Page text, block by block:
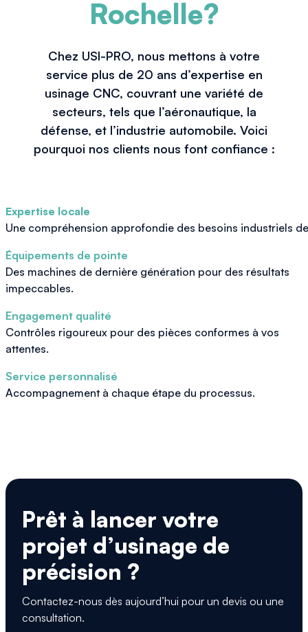
Rochelle?
Chez USI-PRO, nous mettons à votre
service plus de 20 ans d’expertise en
usinage CNC, couvrant une variété de
secteurs, tels que l’aéronautique, la
défense, et l’industrie automobile. Voici
pourquoi nos clients nous font confiance :
Expertise locale
Une compréhension approfondie des besoins industriels de
Équipements de pointe
Des machines de dernière génération pour des résultats
impeccables.
Engagement qualité
Contrôles rigoureux pour des pièces conformes à vos
attentes.
Service personnalisé
Accompagnement à chaque étape du processus.
Prêt à lancer votre
projet d’usinage de
précision ?
Contactez-nous dès aujourd’hui pour un devis ou une
consultation.